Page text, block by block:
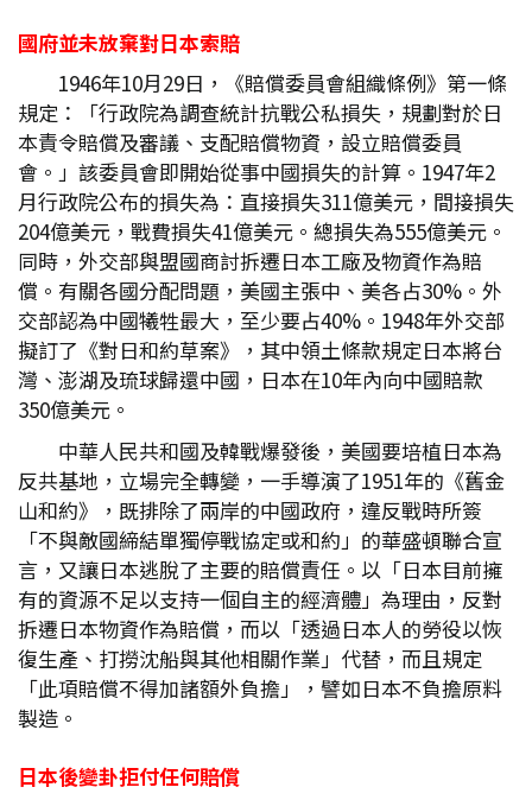
國府並未放棄對日本索賠
1946年10月29日，《賠償委員會組織條例》第一條
規定：「行政院為調查統計抗戰公私損失，規劃對於日
本責令賠償及審議、支配賠償物資，設立賠償委員
會。」該委員會即開始從事中國損失的計算。1947年2
月行政院公布的損失為：直接損失311億美元，間接損失
204億美元，戰費損失41億美元。總損失為555億美元。
同時，外交部與盟國商討拆遷日本工廠及物資作為賠
償。有關各國分配問題，美國主張中、美各占30%。外
交部認為中國犧牲最大，至少要占40%。1948年外交部
擬訂了《對日和約草案》，其中領土條款規定日本將台
灣、澎湖及琉球歸還中國，日本在10年內向中國賠款
350億美元。
中華人民共和國及韓戰爆發後，美國要培植日本為
反共基地，立場完全轉變，一手導演了1951年的《舊金
山和約》，既排除了兩岸的中國政府，違反戰時所簽
「不與敵國締結單獨停戰協定或和約」的華盛頓聯合宣
言，又讓日本逃脫了主要的賠償責任。以「日本目前擁
有的資源不足以支持一個自主的經濟體」為理由，反對
拆遷日本物資作為賠償，而以「透過日本人的勞役以恢
復生產、打撈沈船與其他相關作業」代替，而且規定
「此項賠償不得加諸額外負擔」，譬如日本不負擔原料
製造。
日本後變卦拒付任何賠償